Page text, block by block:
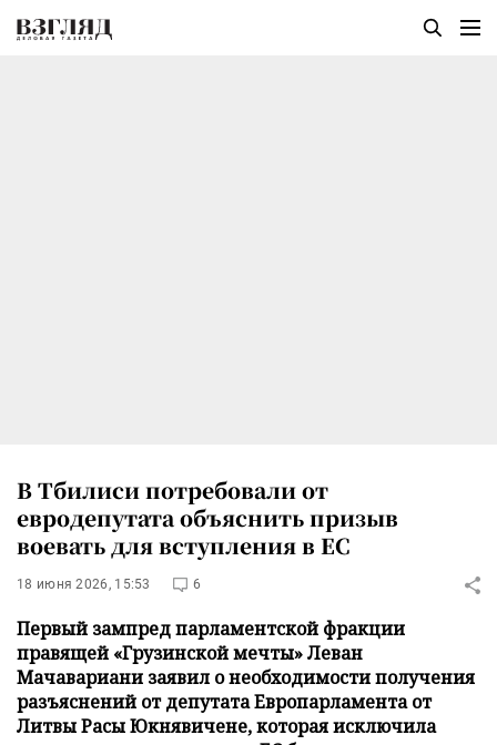
В Тбилиси потребовали от
евродепутата объяснить призыв
воевать для вступления в ЕС
18 июня 2026, 15:53 6
Первый зампред парламентской фракции
правящей «Грузинской мечты» Леван
Мачавариани заявил о необходимости получения
разъяснений от депутата Европарламента от
Литвы Расы Юкнявичене, которая исключила